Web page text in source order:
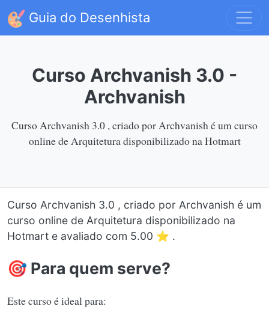
Guia do Desenhista
Curso Archvanish 3.0 -
Archvanish
Curso Archvanish 3.0 , criado por Archvanish é um curso
online de Arquitetura disponibilizado na Hotmart
Curso Archvanish 3.0 , criado por Archvanish é um
curso online de Arquitetura disponibilizado na
Hotmart e avaliado com 5.00 ⭐ .
🎯 Para quem serve?
Este curso é ideal para: